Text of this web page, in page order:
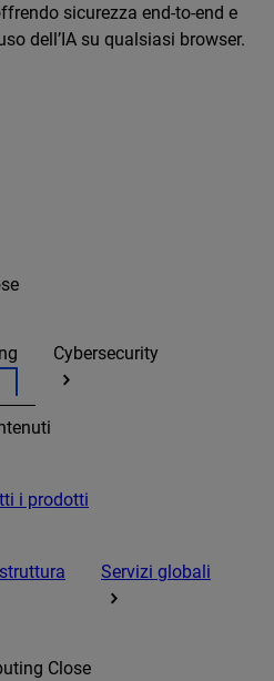
sicurezza end-to-end e
dell’IA su qualsiasi browser.
Cybersecurity
i prodotti
Servizi globali
Close